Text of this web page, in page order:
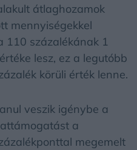
átlaghozamok
mennyiségekkel
110 százalékának 1
lesz, ez a legutóbb
körüli érték lenne.
veszik igénybe a
a
megemelt